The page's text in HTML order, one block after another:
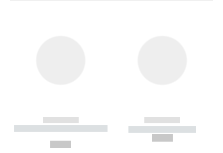
------------
----------- ----------- --------
------------
----------- -----------